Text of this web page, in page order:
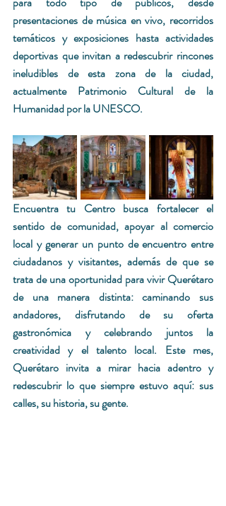
presentaciones de música en vivo, recorridos
temáticos y exposicio­nes hasta actividades
deportivas que invi­tan a redescubrir rincones
ineludibles de esta zona de la ciudad,
actualmente Patrimonio Cultural de la
Humanidad por la UNESCO.
Encuentra tu Centro busca fortalecer el
sentido de comunidad, apoyar al comer­cio
local y generar un punto de encuentro entre
ciudadanos y visitantes, además de que se
trata de una oportunidad para vivir Querétaro
de una manera distinta: cami­nando sus
andadores, disfrutando de su oferta
gastronómica y celebrando juntos la
creatividad y el talento local. Este mes,
Querétaro invita a mirar hacia adentro y
redescubrir lo que siempre estuvo aquí: sus
calles, su historia, su gente.